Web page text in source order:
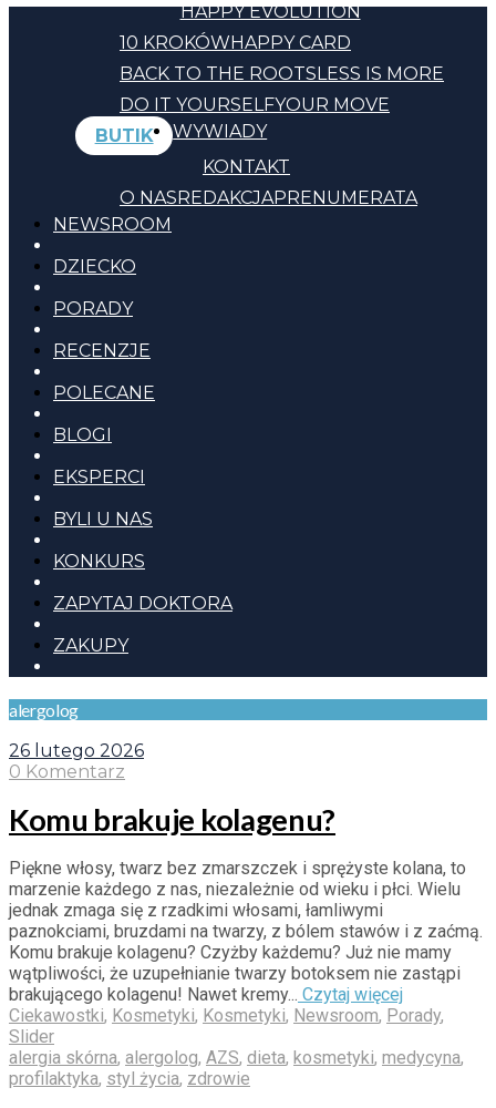
HAPPY EVOLUTION
10 KROKÓWHAPPY CARD
BACK TO THE ROOTSLESS IS MORE
DO IT YOURSELFYOUR MOVE
BUTIK
KONTAKT
O NASREDAKCJAPRENUMERATA
WYWIADY
NEWSROOM
DZIECKO
PORADY
RECENZJE
POLECANE
BLOGI
EKSPERCI
BYLI U NAS
KONKURS
ZAPYTAJ DOKTORA
ZAKUPY
alergolog
26 lutego 2026
0 Komentarz
Komu brakuje kolagenu?
Piękne włosy, twarz bez zmarszczek i sprężyste kolana, to
marzenie każdego z nas, niezależnie od wieku i płci. Wielu
jednak zmaga się z rzadkimi włosami, łamliwymi
paznokciami, bruzdami na twarzy, z bólem stawów i z zaćmą.
Komu brakuje kolagenu? Czyżby każdemu? Już nie mamy
wątpliwości, że uzupełnianie twarzy botoksem nie zastąpi
brakującego kolagenu! Nawet kremy... Czytaj więcej
Ciekawostki, Kosmetyki, Kosmetyki, Newsroom, Porady,
Slider
alergia skórna, alergolog, AZS, dieta, kosmetyki, medycyna,
profilaktyka, styl życia, zdrowie